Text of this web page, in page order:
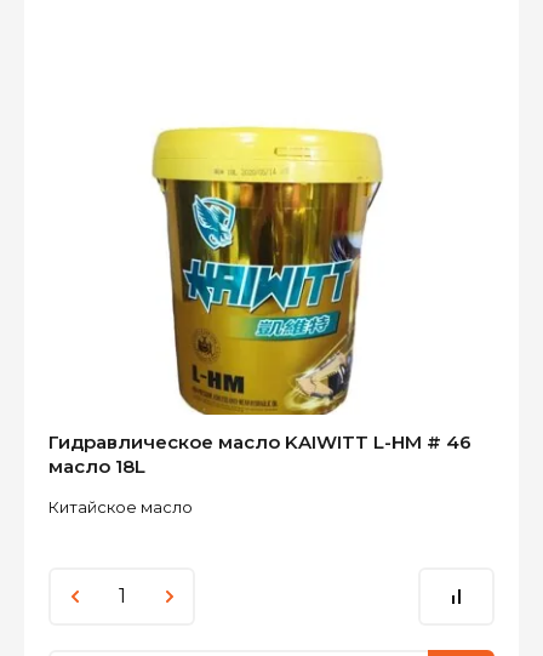
Гидравлическое масло KAIWITT L-HM # 46
масло 18L
Китайское масло